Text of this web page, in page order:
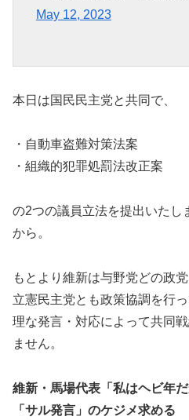
May 12, 2023
本日は国民民主党と共同で、
・自動車盗難対策法案
・組織的犯罪処罰法改正案
の2つの議員立法を提出いたし
から。
もとより維新は与野党どの政
立憲民主党とも政策協調を行
理な発言・対応によって共同
ません。
維新・馬場代表「私はヘビ年
「サル発言」のケジメ求める